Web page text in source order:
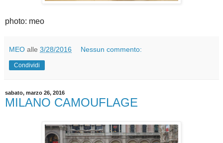
photo: meo
MEO alle 3/28/2016 Nessun commento:
Condividi
sabato, marzo 26, 2016
MILANO CAMOUFLAGE